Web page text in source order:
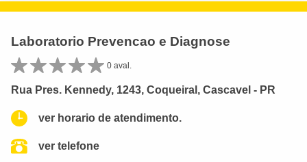
Laboratorio Prevencao e Diagnose
0 aval.
Rua Pres. Kennedy, 1243, Coqueiral, Cascavel - PR
ver horario de atendimento.
ver telefone